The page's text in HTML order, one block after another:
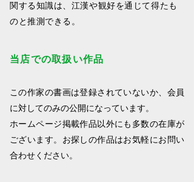
関する知識は、江漢や観好を通じて得たも
のと推測できる。
当店での取扱い作品
この作家の書画は登録されていないか、会員
に対してのみの公開になっています。
ホームページ掲載作品以外にも多数の在庫が
ございます。お探しの作品はお気軽にお問い
合わせください。